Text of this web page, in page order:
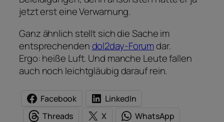
jetzt erst eine Verwarnung.
Ganz ähnlich stellt sich die Sache im
entsprechendendol2day-Forumdar.
Ergo: heiße Luft. Und manche Leute fallen
auch noch leichtgläubig darauf rein.
Facebook
LinkedIn
Threads
X WhatsApp